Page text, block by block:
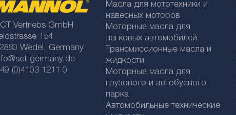
Vertriebs GmbH
154
Wedel, Germany
germany.de
(0)4103 1211 0
Масла для мототехники и
навесных моторов
Моторные масла для
легковых автомобилей
Трансмиссионные масла и
жидкости
Моторные масла для
грузового и автобусного
парка
Автомобильные технические